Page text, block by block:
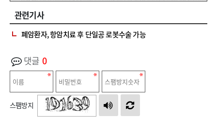
관련기사
폐암환자, 항암치료 후 단일공 로봇수술 가능
댓글 0
스팸방지